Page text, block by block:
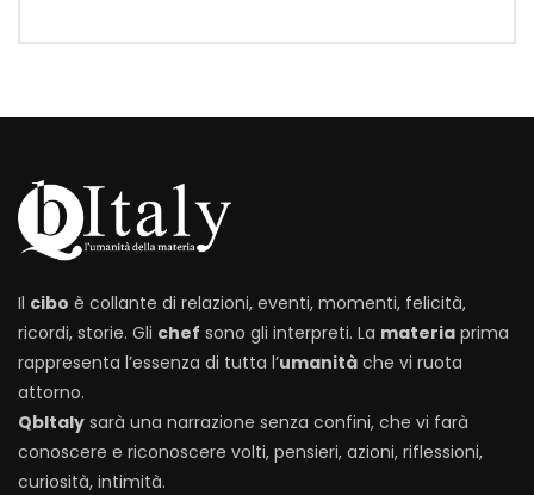
Il cibo è collante di relazioni, eventi, momenti, felicità,
ricordi, storie. Gli chef sono gli interpreti. La materia prima
rappresenta l’essenza di tutta l’umanità che vi ruota
attorno.
QbItaly sarà una narrazione senza confini, che vi farà
conoscere e riconoscere volti, pensieri, azioni, riflessioni,
curiosità, intimità.